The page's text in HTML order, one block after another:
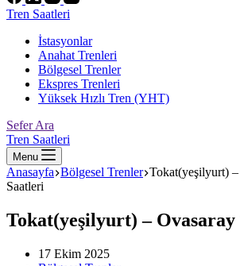
Tren Saatleri
İstasyonlar
Anahat Trenleri
Bölgesel Trenler
Ekspres Trenleri
Yüksek Hızlı Tren (YHT)
Sefer Ara
Tren Saatleri
Menu
Anasayfa Bölgesel Trenler Tokat(yeşilyurt)
Saatleri
Tokat(yeşilyurt) –
17 Ekim 2025